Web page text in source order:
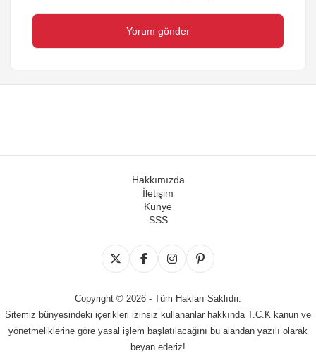
Hakkımızda
İletişim
Künye
SSS
Copyright © 2026 - Tüm Hakları Saklıdır.
Sitemiz bünyesindeki içerikleri izinsiz kullananlar hakkında T.C.K kanun ve
yönetmeliklerine göre yasal işlem başlatılacağını bu alandan yazılı olarak
beyan ederiz!